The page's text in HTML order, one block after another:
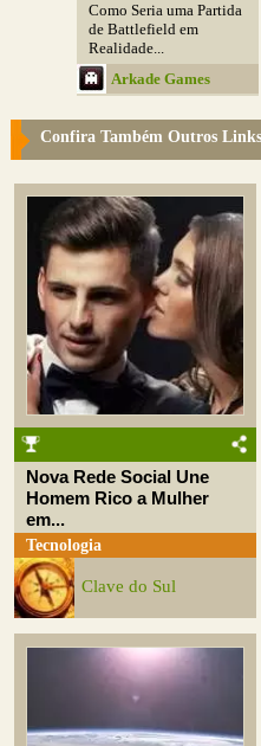
Como Seria uma Partida
de Battlefield em
Realidade...
Arkade Games
Confira Também Outros
Nova Rede Social Une
Homem Rico a Mulher
em...
Tecnologia
Clave do Sul